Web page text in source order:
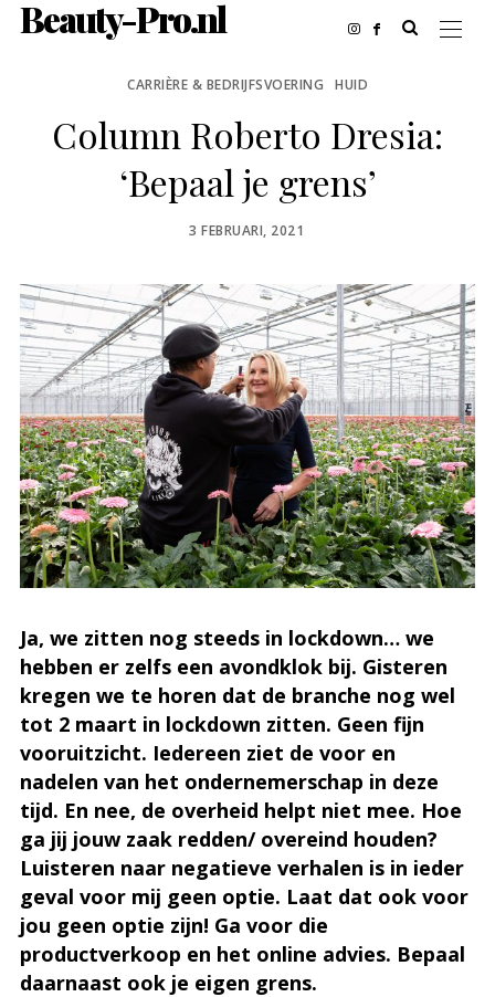
Beauty-Pro.nl
CARRIÈRE & BEDRIJFSVOERING HUID
Column Roberto Dresia:
‘Bepaal je grens’
POSTED
3 FEBRUARI, 2021
Ja, we zitten nog steeds in lockdown… we
hebben er zelfs een avondklok bij. Gisteren
kregen we te horen dat de branche nog wel
tot 2 maart in lockdown zitten. Geen fijn
vooruitzicht. Iedereen ziet de voor en
nadelen van het ondernemerschap in deze
tijd. En nee, de overheid helpt niet mee. Hoe
ga jij jouw zaak redden/ overeind houden?
Luisteren naar negatieve verhalen is in ieder
geval voor mij geen optie. Laat dat ook voor
jou geen optie zijn! Ga voor die
productverkoop en het online advies. Bepaal
daarnaast ook je eigen grens.